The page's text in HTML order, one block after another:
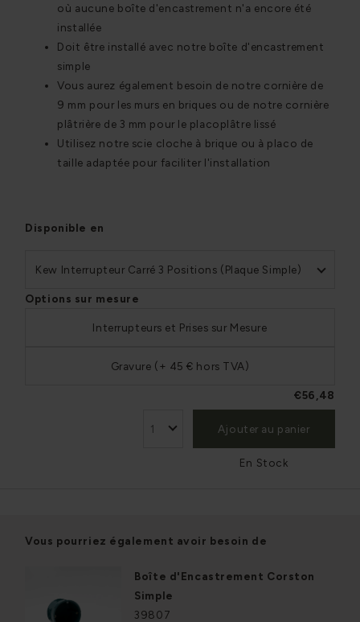
où aucune boîte d'encastrement n'a encore été
installée
Doit être installé avec notre boîte d'encastrement
simple
Vous aurez également besoin de notre cornière de
9 mm pour les murs en briques ou de notre cornière
plâtrière de 3 mm pour le placoplâtre lissé
Utilisez notre scie cloche à brique ou à placo de
taille adaptée pour faciliter l'installation
Disponible en
Kew Interrupteur Carré 3 Positions (Plaque Simple)
Options sur mesure
Interrupteurs et Prises sur Mesure
Gravure (+ 45 € hors TVA)
€56,48
Ajouter au panier
En Stock
Vous pourriez également avoir besoin de
Boîte d'Encastrement Corston
Simple
39807